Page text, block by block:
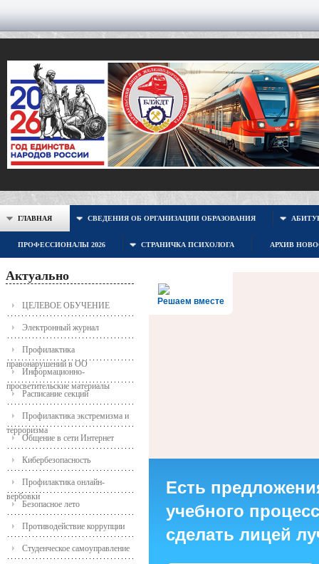
ГЛАВНАЯ СВЕДЕНИЯ ОБ ОРГАНИЗАЦИИ ОБРАЗОВАНИЯ
ПРОФЕССИОНАЛЫ 2026 СТРАНИЧКА ПСИХОЛОГА АРХИВ
Актуально
ЦЕЛЕВОЕ ОБУЧЕНИЕ
Электронный журнал
Профилактика
правонарушений в ОО
Информационно-
просветительские материалы
Расписание секций
Профилактика экстремизма и
терроризма
Общение в сети Интернет
Кибербезопасность
Профилактика онлайн-
вербовки
Безопасное лето
Противодействие коррупции
Студенческое самоуправление
Решаем вместе
Есть
учебного
сделать лицей